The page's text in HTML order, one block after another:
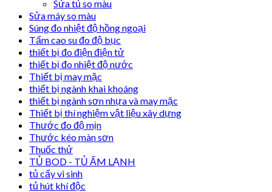
Sửa tủ so màu
Sửa máy so màu
Súng đo nhiệt độ hồng ngoại
Tấm cao su đo độ bục
thiết bị đo điện điện tử
thiết bị đo nhiệt độ nước
Thiết bị may mặc
thiết bị ngành khai khoáng
thiết bị ngành sơn nhựa và may mặc
Thiết bị thí nghiệm vật liệu xây dựng
Thước đo độ mịn
Thước kéo màn sơn
Thuốc thử
TỦ BOD - TỦ ẤM LẠNH
tủ cấy vi sinh
tủ hút khí độc